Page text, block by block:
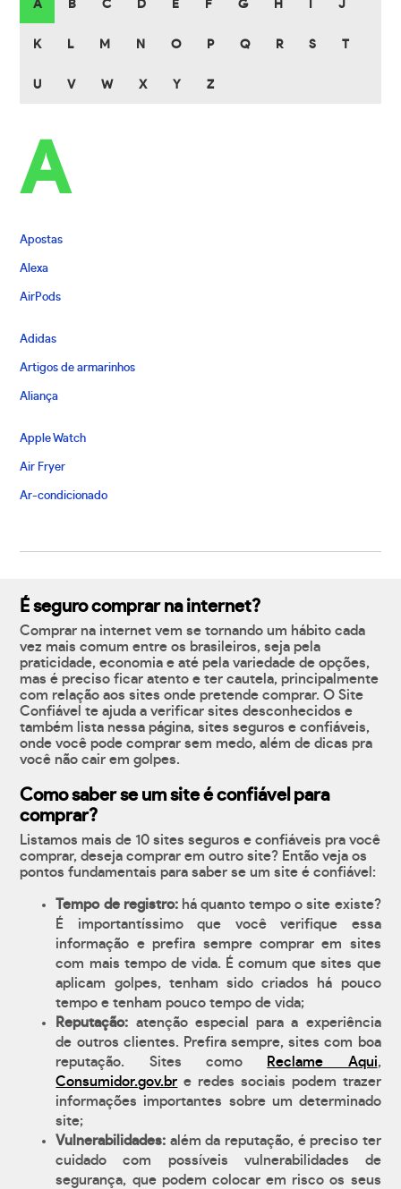
A B C D E F G H J
K L M N O P Q R S T
U V W X Y Z
A
Apostas
Alexa
AirPods
Adidas
Artigos de armarinhos
Aliança
Apple Watch
Air Fryer
Ar-condicionado
É seguro comprar na internet?
Comprar na internet vem se tornando um hábito cada
vez mais comum entre os brasileiros, seja pela
praticidade, economia e até pela variedade de opções,
mas é preciso ficar atento e ter cautela, principalmente
com relação aos sites onde pretende comprar. O Site
Confiável te ajuda a verificar sites desconhecidos e
também lista nessa página, sites seguros e confiáveis,
onde você pode comprar sem medo, além de dicas pra
você não cair em golpes.
Como saber se um site é confiável para
comprar?
Listamos mais de 10 sites seguros e confiáveis pra você
comprar, deseja comprar em outro site? Então veja os
pontos fundamentais para saber se um site é confiável:
Tempo de registro:há quanto tempo o site existe?
É importantíssimo que você verifique essa
informação e prefira sempre comprar em sites
com mais tempo de vida. É comum que sites que
aplicam golpes, tenham sido criados há pouco
tempo e tenham pouco tempo de vida;
Reputação: atenção especial para a experiência
de outros clientes. Prefira sempre, sites com boa
reputação. Sites como
Reclame Aqui,
Consumidor.gov.br e redes sociais podem trazer
informações importantes sobre um determinado
site;
Vulnerabilidades: além da reputação, é preciso ter
cuidado com possíveis vulnerabilidades de
segurança, que podem colocar em risco os seus